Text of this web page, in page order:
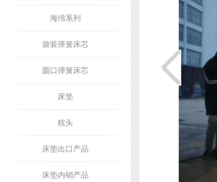
海绵系列
袋装弹簧床芯
圆口弹簧床芯
床垫
枕头
床垫出口产品
床垫内销产品